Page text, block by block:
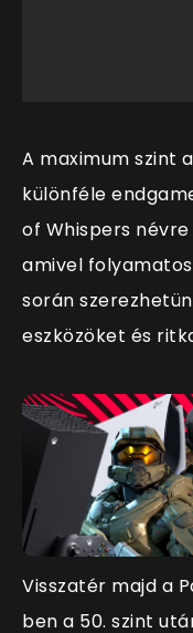
A maximum szint
különféle
of Whispers
amivel
során
eszközöket és
Visszatér majd a
ben a 50. szint